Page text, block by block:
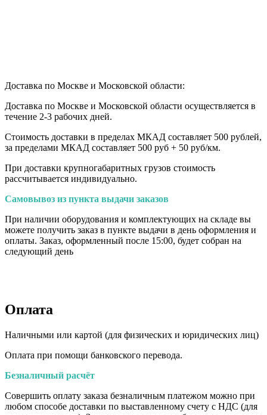
Доставка по Москве и Московской области:
Доставка по Москве и Московской области осуществляется в
течение 2-3 рабочих дней.
Стоимость доставки в пределах МКАД составляет 500 рублей,
за пределами МКАД составляет 500 руб + 50 руб/км.
При доставки крупногабаритных грузов стоимость
рассчитывается индивидуально.
Самовывоз из пункта выдачи заказов
При наличии оборудования и комплектующих на складе вы
можете получить заказ в пункте выдачи в день оформления и
оплаты. Заказ, оформленный после 15:00, будет собран на
следующий день
Оплата
Наличными или картой (для физических и юридических лиц)
Оплата при помощи банковского перевода.
Безналичный расчёт
Совершить оплату заказа безналичным платежом можно при
любом способе доставки по выставленному счету с НДС (для